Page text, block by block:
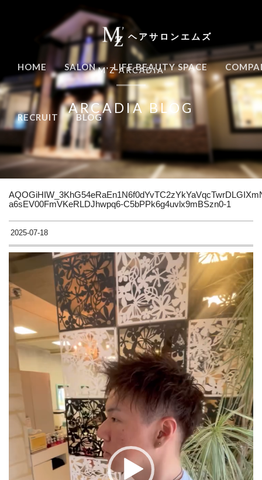
ヘアサロンエムズ
HOME SALON LIFE BEAUTY SPACE
RECRUIT BLOG
M'Z ARCADIA
ARCADIA BLOG
a6sEV00FmVKeRLDJhwpq6-C5bPPk6g4uvlx9mBSzn0-1
2025-07-18
動
プ
レ
ー